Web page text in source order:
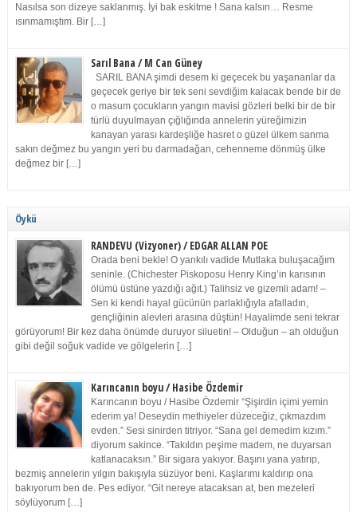
Nasılsa son dizeye saklanmış. İyi bak eskitme ! Sana kalsın… Resme
ısınmamıştım. Bir […]
Sarıl Bana / M Can Güney
SARIL BANA şimdi desem ki geçecek bu yaşananlar da
geçecek geriye bir tek seni sevdiğim kalacak bende bir de
o masum çocukların yangın mavisi gözleri belki bir de bir
türlü duyulmayan çığlığında annelerin yüreğimizin
kanayan yarası kardeşliğe hasret o güzel ülkem sanma
sakın değmez bu yangın yeri bu darmadağan, cehenneme dönmüş ülke
değmez bir […]
Öykü
RANDEVU (Vizyoner) / EDGAR ALLAN POE
Orada beni bekle! O yankılı vadide Mutlaka buluşacağım
seninle. (Chichester Piskoposu Henry King’in karısının
ölümü üstüne yazdığı ağıt.) Talihsiz ve gizemli adam! –
Sen ki kendi hayal gücünün parlaklığıyla afalladın,
gençliğinin alevleri arasına düştün! Hayalimde seni tekrar
görüyorum! Bir kez daha önümde duruyor siluetin! – Olduğun – ah olduğun
gibi değil soğuk vadide ve gölgelerin […]
Karıncanın boyu / Hasibe Özdemir
Karıncanın boyu / Hasibe Özdemir “Şişirdin içimi yemin
ederim ya! Deseydin methiyeler düzeceğiz, çıkmazdım
evden.” Sesi sinirden titriyor. “Sana gel demedim kızım.”
diyorum sakince. “Takıldın peşime madem, ne duyarsan
katlanacaksın.” Bir sigara yakıyor. Başını yana yatırıp,
bezmiş annelerin yılgın bakışıyla süzüyor beni. Kaşlarımı kaldırıp ona
bakıyorum ben de. Pes ediyor. “Git nereye atacaksan at, ben mezeleri
söylüyorum […]